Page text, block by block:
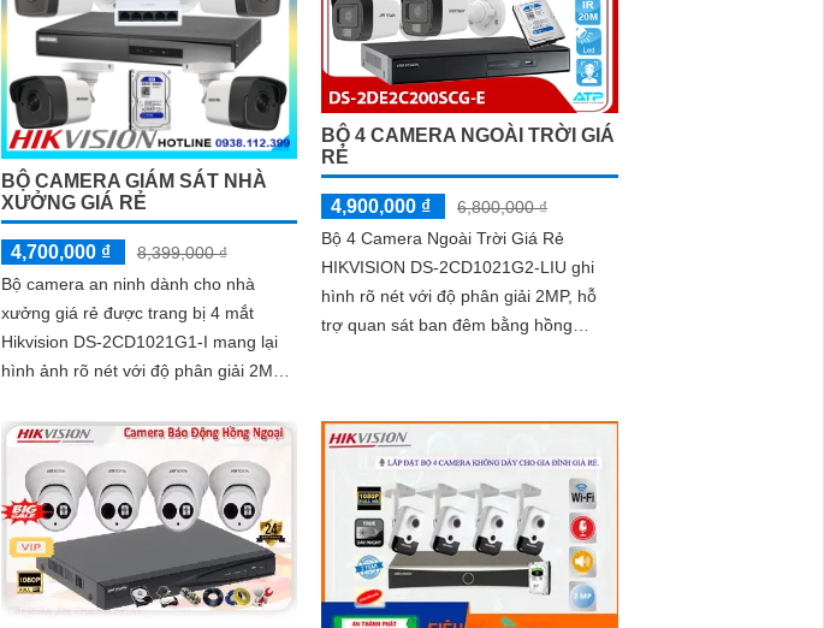
BỘ CAMERA GIÁM SÁT NHÀ
XƯỞNG GIÁ RẺ
4,700,000 ₫
8,399,000 ₫
Bộ camera an ninh dành cho nhà
xưởng giá rẻ được trang bị 4 mắt
Hikvision DS-2CD1021G1-I mang lại
hình ảnh rõ nét với độ phân giải 2MP.
H.265+/H.265/H.264+/H
BỘ 4 CAMERA NGOÀI TRỜI GIÁ
RẺ
4,900,000 ₫
6,800,000 ₫
Bộ 4 Camera Ngoài Trời Giá Rẻ
HIKVISION DS-2CD1021G2-LIU ghi
hình rõ nét với độ phân giải 2MP, hỗ
trợ quan sát ban đêm bằng hồng
tốt với chống ngược sáng DWDR,
BLC, giảm nhiễu 3D DNR